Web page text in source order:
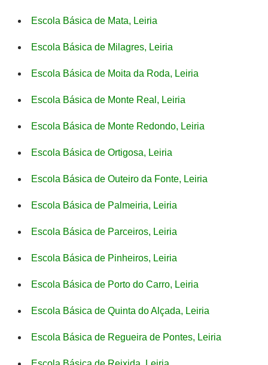
Escola Básica de Mata, Leiria
Escola Básica de Milagres, Leiria
Escola Básica de Moita da Roda, Leiria
Escola Básica de Monte Real, Leiria
Escola Básica de Monte Redondo, Leiria
Escola Básica de Ortigosa, Leiria
Escola Básica de Outeiro da Fonte, Leiria
Escola Básica de Palmeiria, Leiria
Escola Básica de Parceiros, Leiria
Escola Básica de Pinheiros, Leiria
Escola Básica de Porto do Carro, Leiria
Escola Básica de Quinta do Alçada, Leiria
Escola Básica de Regueira de Pontes, Leiria